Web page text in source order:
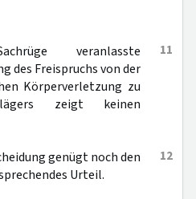
11
veranlasste
des Freispruchs von der
Körperverletzung zu
zeigt keinen
12
genügt noch den
Urteil.